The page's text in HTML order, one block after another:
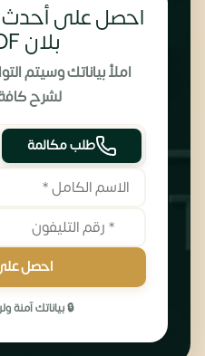
احصل على أحدث
بلان PDF الآن
املأ بياناتك وسيتم
لشرح
طلب مكالمة
احصل
🔒 بياناتك آمنة